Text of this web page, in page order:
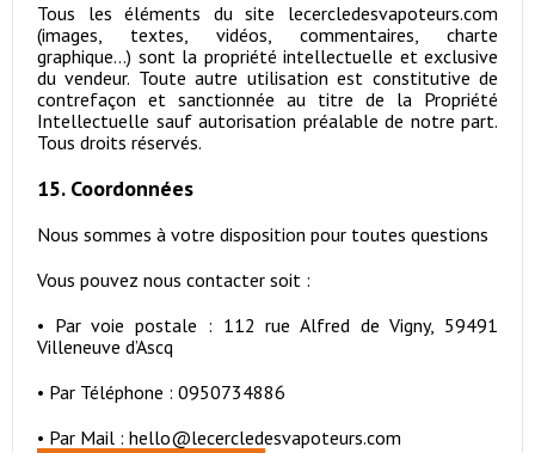
Tous les éléments du site lecercledesvapoteurs.com
(images, textes, vidéos, commentaires, charte
graphique...) sont la propriété intellectuelle et exclusive
du vendeur. Toute autre utilisation est constitutive de
contrefaçon et sanctionnée au titre de la Propriété
Intellectuelle sauf autorisation préalable de notre part.
Tous droits réservés.
15. Coordonnées
Nous sommes à votre disposition pour toutes questions
Vous pouvez nous contacter soit :
• Par voie postale : 112 rue Alfred de Vigny, 59491
Villeneuve d’Ascq
• Par Téléphone : 0950734886
• Par Mail : hello@lecercledesvapoteurs.com